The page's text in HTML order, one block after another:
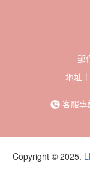
郵
地址｜
客服專
Copyright © 2025.